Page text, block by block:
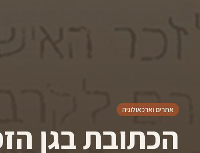
אתרים וארכאולוגיה
הכתובת בגן